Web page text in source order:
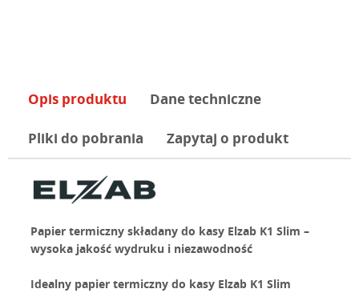
Opis produktu Dane techniczne
Pliki do pobrania Zapytaj o produkt
Papier termiczny składany do kasy Elzab K1 Slim –
wysoka jakość wydruku i niezawodność
Idealny papier termiczny do kasy Elzab K1 Slim